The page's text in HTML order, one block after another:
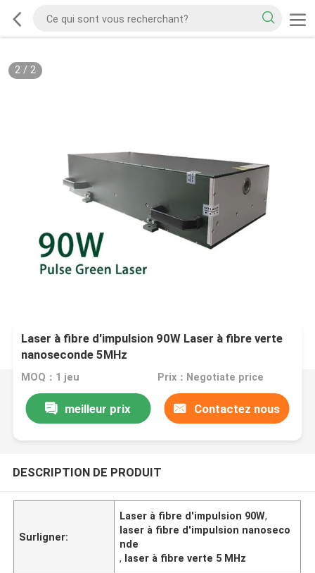
2/ 2
Laser à fibre d'impulsion 90W Laser à fibre verte
nanoseconde 5MHz
MOQ：1 jeu Prix：Negotiate price
meilleur prix Contactez nous
DESCRIPTION DE PRODUIT
Surligner:
Laser à fibre d'impulsion 90W,
laser à fibre d'impulsion nanoseco
nde
, laser à fibre verte 5 MHz